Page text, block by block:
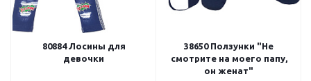
80884 Лосины для
девочки
38650 Ползунки "Не
смотрите на моего папу,
он женат"